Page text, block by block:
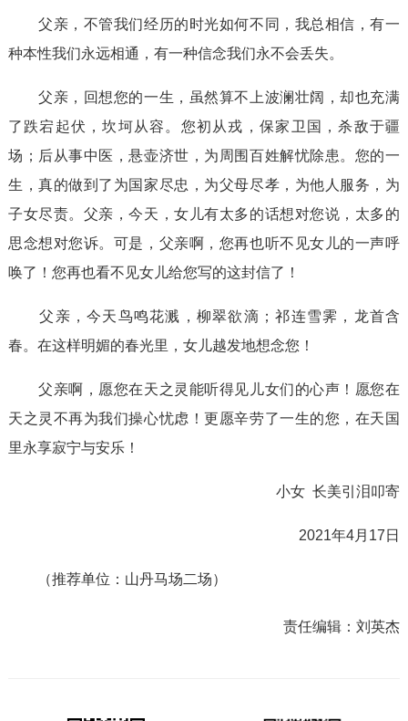
父亲，不管我们经历的时光如何不同，我总相信，有一
种本性我们永远相通，有一种信念我们永不会丢失。
父亲，回想您的一生，虽然算不上波澜壮阔，却也充满
了跌宕起伏，坎坷从容。您初从戎，保家卫国，杀敌于疆
场；后从事中医，悬壶济世，为周围百姓解忧除患。您的一
生，真的做到了为国家尽忠，为父母尽孝，为他人服务，为
子女尽责。父亲，今天，女儿有太多的话想对您说，太多的
思念想对您诉。可是，父亲啊，您再也听不见女儿的一声呼
唤了！您再也看不见女儿给您写的这封信了！
父亲，今天鸟鸣花溅，柳翠欲滴；祁连雪霁，龙首含
春。在这样明媚的春光里，女儿越发地想念您！
父亲啊，愿您在天之灵能听得见儿女们的心声！愿您在
天之灵不再为我们操心忧虑！更愿辛劳了一生的您，在天国
里永享寂宁与安乐！
小女 长美引泪叩寄
2021年4月17日
（推荐单位：山丹马场二场）
责任编辑：刘英杰